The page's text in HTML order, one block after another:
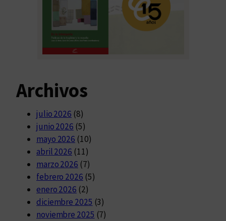
Archivos
julio 2026 (8)
junio 2026 (5)
mayo 2026 (10)
abril 2026 (11)
marzo 2026 (7)
febrero 2026 (5)
enero 2026 (2)
diciembre 2025 (3)
noviembre 2025 (7)